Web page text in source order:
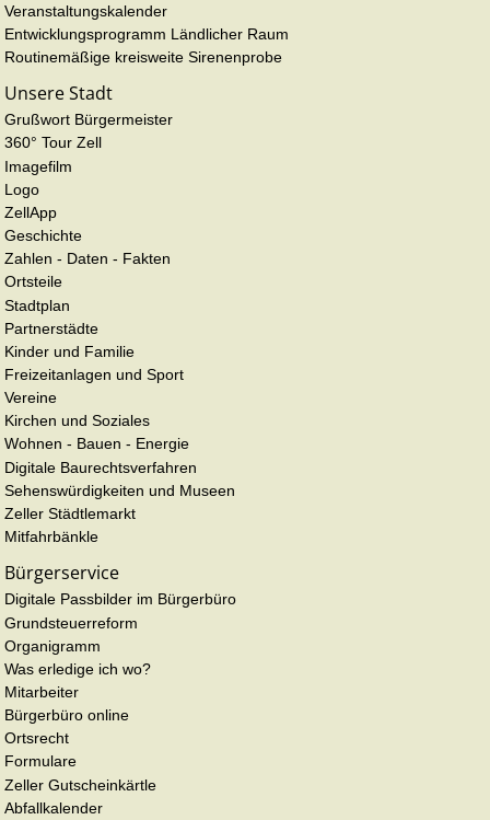
Veranstaltungskalender
Entwicklungsprogramm Ländlicher Raum
Routinemäßige kreisweite Sirenenprobe
Unsere Stadt
Grußwort Bürgermeister
360° Tour Zell
Imagefilm
Logo
ZellApp
Geschichte
Zahlen - Daten - Fakten
Ortsteile
Stadtplan
Partnerstädte
Kinder und Familie
Freizeitanlagen und Sport
Vereine
Kirchen und Soziales
Wohnen - Bauen - Energie
Digitale Baurechtsverfahren
Sehenswürdigkeiten und Museen
Zeller Städtlemarkt
Mitfahrbänkle
Bürgerservice
Digitale Passbilder im Bürgerbüro
Grundsteuerreform
Organigramm
Was erledige ich wo?
Mitarbeiter
Bürgerbüro online
Ortsrecht
Formulare
Zeller Gutscheinkärtle
Abfallkalender